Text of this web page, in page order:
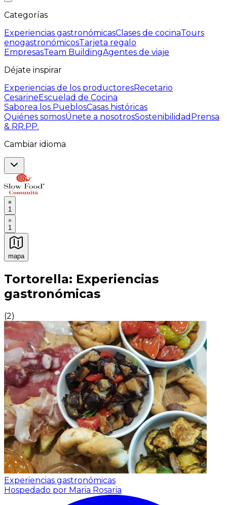
Categorías
Experiencias gastronómicasClases de cocinaTours
enogastronómicosTarjeta regalo
EmpresasTeam BuildingAgentes de viaje
Déjate inspirar
Experiencias de los productoresRecetario
CesarineEscuelad de Cocina
Saborea los PueblosCasas históricas
Quiénes somosÚnete a nosotrosSostenibilidad Prensa
& RR.PP.
Cambiar idioma
1
1
mapa
Experiencias culinarias inolvidables: Experiencias
Tortorella: Experiencias
gastronómicas
(2)
Experiencias gastronómicas
Hospedado por Maria Rosaria